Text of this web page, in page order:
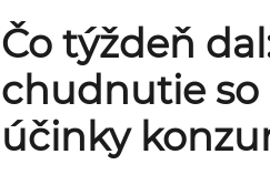
Čo týždeň
chudnutie so
účinky